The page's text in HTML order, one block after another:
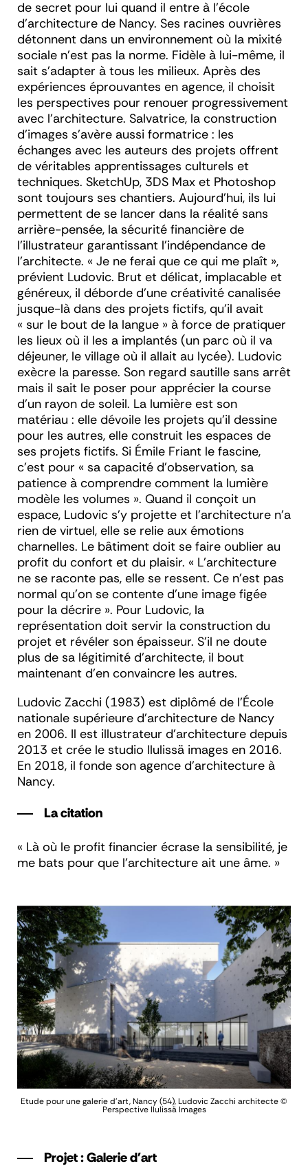
de secret pour lui quand il entre à l’école
d’architecture de Nancy. Ses racines ouvrières
détonnent dans un environnement où la mixité
sociale n’est pas la norme. Fidèle à lui-même, il
sait s’adapter à tous les milieux. Après des
expériences éprouvantes en agence, il choisit
les perspectives pour renouer progressivement
avec l’architecture. Salvatrice, la construction
d’images s’avère aussi formatrice : les
échanges avec les auteurs des projets offrent
de véritables apprentissages culturels et
techniques. SketchUp, 3DS Max et Photoshop
sont toujours ses chantiers. Aujourd’hui, ils lui
permettent de se lancer dans la réalité sans
arrière-pensée, la sécurité financière de
l’illustrateur garantissant l’indépendance de
l’architecte. « Je ne ferai que ce qui me plaît »,
prévient Ludovic. Brut et délicat, implacable et
généreux, il déborde d’une créativité canalisée
jusque-là dans des projets fictifs, qu’il avait
« sur le bout de la langue » à force de pratiquer
les lieux où il les a implantés (un parc où il va
déjeuner, le village où il allait au lycée). Ludovic
exècre la paresse. Son regard sautille sans arrêt
mais il sait le poser pour apprécier la course
d’un rayon de soleil. La lumière est son
matériau : elle dévoile les projets qu’il dessine
pour les autres, elle construit les espaces de
ses projets fictifs. Si Émile Friant le fascine,
c’est pour « sa capacité d’observation, sa
patience à comprendre comment la lumière
modèle les volumes ». Quand il conçoit un
espace, Ludovic s’y projette et l’architecture n’a
rien de virtuel, elle se relie aux émotions
charnelles. Le bâtiment doit se faire oublier au
profit du confort et du plaisir. « L’architecture
ne se raconte pas, elle se ressent. Ce n’est pas
normal qu’on se contente d’une image figée
pour la décrire ». Pour Ludovic, la
représentation doit servir la construction du
projet et révéler son épaisseur. S’il ne doute
plus de sa légitimité d’architecte, il bout
maintenant d’en convaincre les autres.
Ludovic Zacchi (1983) est diplômé de l’École
nationale supérieure d’architecture de Nancy
en 2006. Il est illustrateur d’architecture depuis
2013 et crée le studio Ilulissä images en 2016.
En 2018, il fonde son agence d’architecture à
Nancy.
La citation
« Là où le profit financier écrase la sensibilité, je
me bats pour que l’architecture ait une âme. »
Etude pour une galerie d'art, Nancy (54), Ludovic Zacchi architecte©
Perspective Ilulissä Images
Projet : Galerie d'art